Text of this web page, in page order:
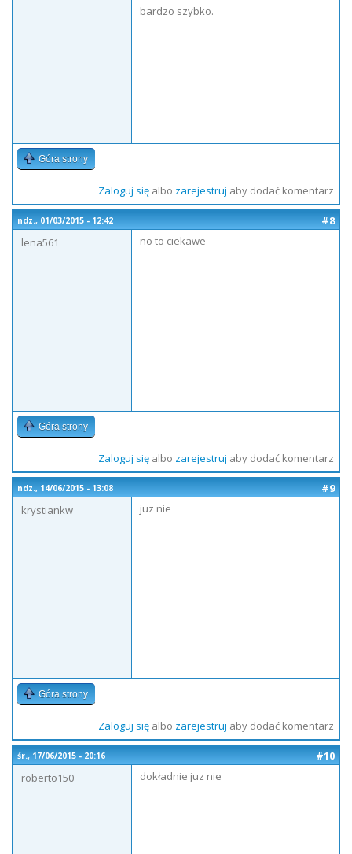
bardzo szybko.
Góra strony
Zaloguj sięalbo zarejestruj aby dodać komentarz
ndz., 01/03/2015 - 12:42
#8
lena561
no to ciekawe
Góra strony
Zaloguj sięalbo zarejestruj aby dodać komentarz
ndz., 14/06/2015 - 13:08
#9
krystiankw
juz nie
Góra strony
Zaloguj sięalbo zarejestruj aby dodać komentarz
śr., 17/06/2015 - 20:16
#10
roberto150
dokładnie juz nie